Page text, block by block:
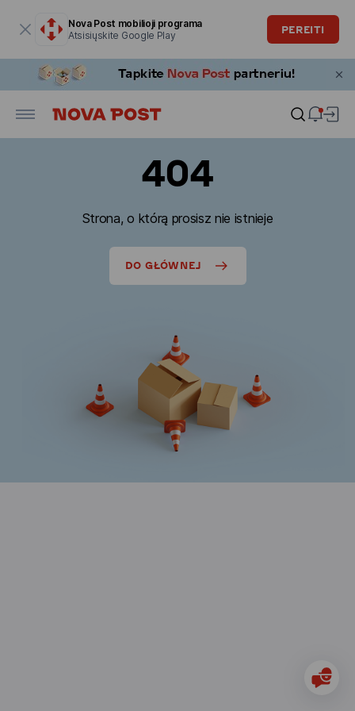
Nova Post mobilioji programa
Atsisiųskite Google Play
PEREITI
404
Strona, o którą prosisz nie istnieje
DO GŁÓWNEJ